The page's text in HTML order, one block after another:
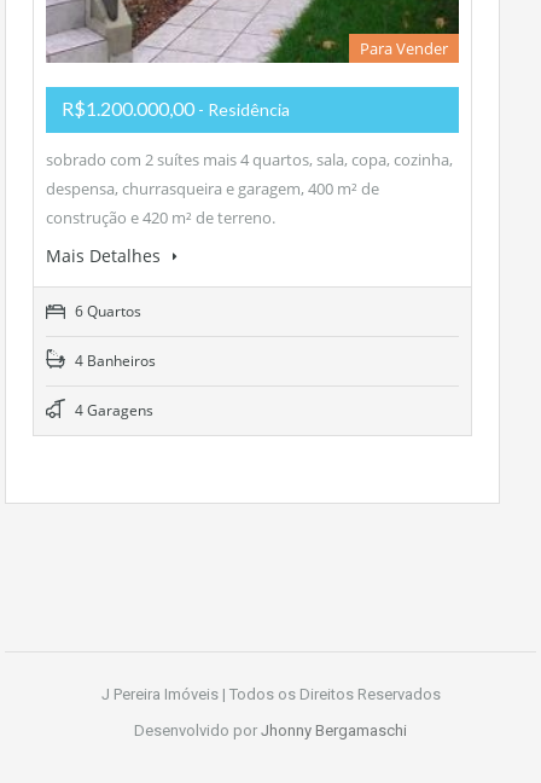
Para Vender
R$1.200.000,00 - Residência
sobrado com 2 suítes mais 4 quartos, sala, copa, cozinha,
despensa, churrasqueira e garagem, 400 m² de
construção e 420 m² de terreno.
Mais Detalhes
6 Quartos
4 Banheiros
4 Garagens
J Pereira Imóveis | Todos os Direitos Reservados
Desenvolvido por Jhonny Bergamaschi